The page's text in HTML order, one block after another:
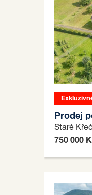
Prodej
Staré
750 000